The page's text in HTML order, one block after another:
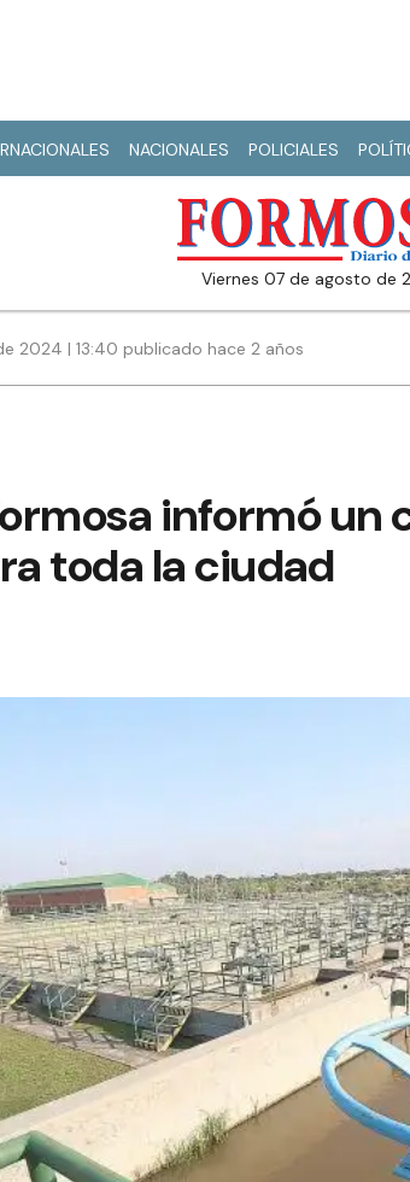
NACIONALES POLICIALES
viernes 07 de agosto de
2024 | 13:40 publicado hace 2 años
informó
toda la ciudad